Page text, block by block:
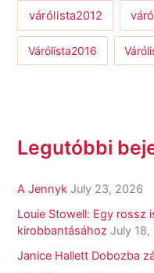
várólista2012
Várólista2016
Legutóbbi
A Jennyk July 23, 2026
Louie Stowell: Egy ​rossz
kirobbantásához July
Janice Hallett Dobozba